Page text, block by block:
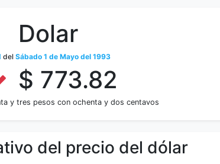
Dolar
del Sábado 1 de Mayo del 1993
$ 773.82
y tres pesos con ochenta y dos centavos
del precio del dólar